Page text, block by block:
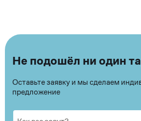
Не подошёл ни один
Оставьте заявку и мы сделаем
предложение